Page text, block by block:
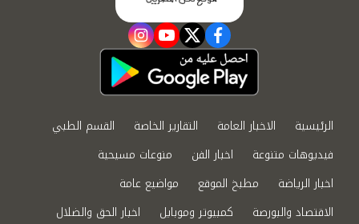
facebook
twitter
youtube
instagram
الرئيسية الاخبار العامة التقارير الخاصة
القسم الطبي
فيديوهات متنوعة
اخبار الفن
منوعات مسيحية
اخبار الرياضة
مطبخ الموقع
مواضيع عامة
الاقتصاد والبورصة
كمبيوتر وموبايل اخبار الحق والضلال